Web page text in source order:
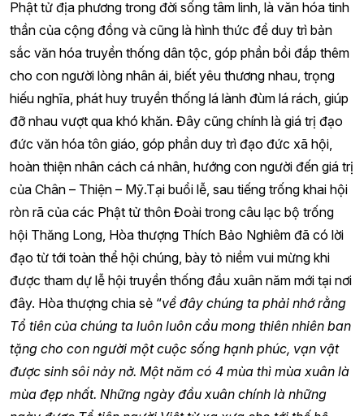
Phật tử địa phương trong đời sống tâm linh, là văn hóa tinh
thần của cộng đồng và cũng là hình thức để duy trì bản
sắc văn hóa truyền thống dân tộc, góp phần bồi đắp thêm
cho con người lòng nhân ái, biết yêu thương nhau, trọng
hiếu nghĩa, phát huy truyền thống lá lành đùm lá rách, giúp
đỡ nhau vượt qua khó khăn. Đây cũng chính là giá trị đạo
đức văn hóa tôn giáo, góp phần duy trì đạo đức xã hội,
hoàn thiện nhân cách cá nhân, hướng con người đến giá trị
của Chân – Thiện – Mỹ.Tại buổi lễ, sau tiếng trống khai hội
ròn rã của các Phật tử thôn Đoài trong câu lạc bộ trống
hội Thăng Long, Hòa thượng Thích Bảo Nghiêm đã có lời
đạo từ tới toàn thể hội chúng, bày tỏ niềm vui mừng khi
được tham dự lễ hội truyền thống đầu xuân năm mới tại nơi
đây. Hòa thượng chia sẻ “về đây chúng ta phải nhớ rằng
Tổ tiên của chúng ta luôn luôn cầu mong thiên nhiên ban
tặng cho con người một cuộc sống hạnh phúc, vạn vật
được sinh sôi nảy nở. Một năm có 4 mùa thì mùa xuân là
mùa đẹp nhất. Những ngày đầu xuân chính là những